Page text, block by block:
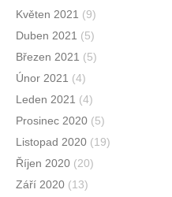
Květen 2021 (9)
Duben 2021 (5)
Březen 2021 (5)
Únor 2021 (4)
Leden 2021 (4)
Prosinec 2020 (5)
Listopad 2020 (19)
Říjen 2020 (20)
Září 2020 (13)